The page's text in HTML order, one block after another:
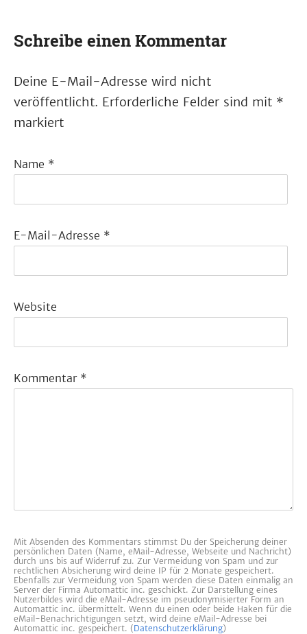
Schreibe einen Kommentar
Deine E-Mail-Adresse wird nicht
veröffentlicht. Erforderliche Felder sind mit *
markiert
Name *
E-Mail-Adresse *
Website
Kommentar *
Mit Absenden des Kommentars stimmst Du der Speicherung deiner
persönlichen Daten (Name, eMail-Adresse, Webseite und Nachricht)
durch uns bis auf Widerruf zu. Zur Vermeidung von Spam und zur
rechtlichen Absicherung wird deine IP für 2 Monate gespeichert.
Ebenfalls zur Vermeidung von Spam werden diese Daten einmalig an
Server der Firma Automattic inc. geschickt. Zur Darstellung eines
Nutzerbildes wird die eMail-Adresse im pseudonymisierter Form an
Automattic inc. übermittelt. Wenn du einen oder beide Haken für die
eMail-Benachrichtigungen setzt, wird deine eMail-Adresse bei
Automattic inc. gespeichert. (Datenschutzerklärung)